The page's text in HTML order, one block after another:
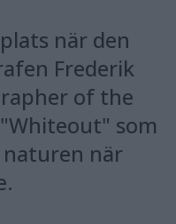
när den
Frederik
of the
som
när